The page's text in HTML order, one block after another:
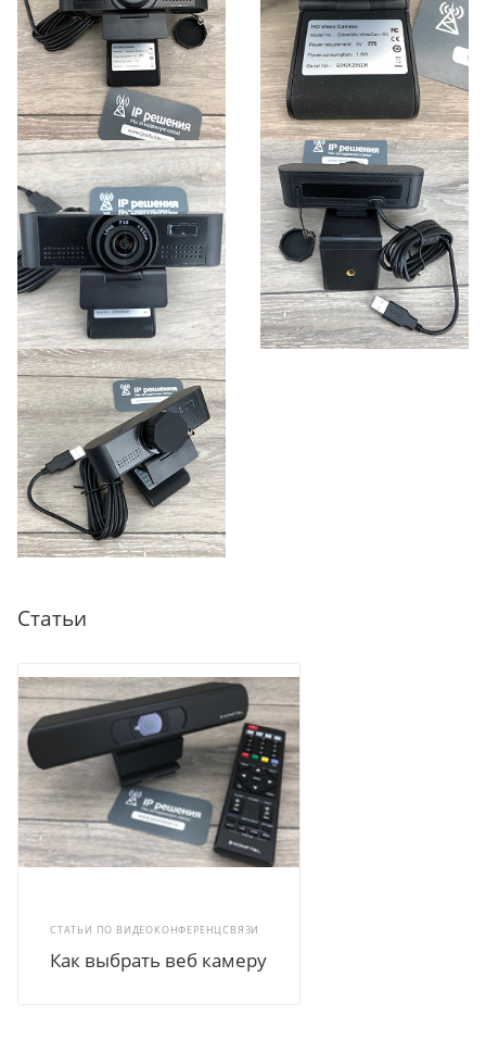
Статьи
СТАТЬИ ПО ВИДЕОКОНФЕРЕНЦСВЯЗИ
Как выбрать веб камеру